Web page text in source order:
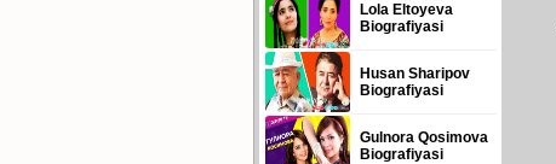
Lola Eltoyeva
Biografiyasi
Husan Sharipov
Biografiyasi
Gulnora Qosimova
Biografiyasi